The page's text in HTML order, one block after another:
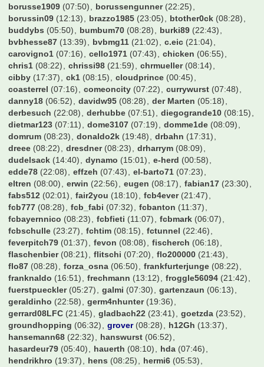
bayern süden(07:25) bayern2001(19:09) bazi_1900
bazihugo(07:08) becks589(07:30) ben1893(00:24)
bensch(19:59) bensin(08:09) bert(01:32)
bienemaja(07:26) billyboy(23:50) blackfire7(20:31)
blomblom(08:15) bodo-rudwaleit(16:21)
borusse1909(07:50) borussengunner(22:25)
borussin09(12:13) brazzo1985(23:05) btother0ck
buddybs(05:50) bumbum70(08:28) burki89(22:43)
bvbhesse87(13:39) bvbmg11(21:02) c.eic(21:04)
carovigno1 (07:16) cello1971 (07:43) chicken(06:55)
chris1(08:22) chrissi98(21:59) chrmueller(08:14)
cibby(17:37) ck1(08:15) cloudprince(00:45)
coasterrel(07:16) comeoncity (07:22) currywurst
danny18(06:52) davidw95(08:28) der Marten(05:18)
derbesuch(22:08) derhubbe(07:51) diegogrande10
dietmar123(07:11) dome3107(07:19) domme1de(08:09)
domrum (08:23) donaldo2k(19:48) drbahn(17:31)
dreee(08:22) dresdner(08:23) drharrym(08:09)
dudelsack(14:40) dynamo(15:01) e-herd(00:58)
edde78(22:08) effzeh(07:43) el-barto71(07:23)
eltren(08:00) erwin (22:56) eugen (08:17) fabian17
fabs512(02:01) fair2you(18:10) fcb4ever(21:47)
fcb777(08:28) fcb_fabi(07:32) fcbanton(11:37)
fcbayernnico(08:23) fcbfieti(11:07) fcbmark(06:07)
fcbschulle(23:27) fchtim(08:15) fctunnel(22:46)
feverpitch79(01:37) fevon(08:08) fischerch
flaschenbier(08:21) flitschi(07:20) flo200000(21:43)
flo87(08:28) forza_osna(06:50) frankfurterjunge(08:22)
franknaldo(16:51) frechmann(13:12) froggle56094
fuerstpueckler(05:27) galmi(07:30) gartenzaun
geraldinho (22:58) germ4nhunter(19:36)